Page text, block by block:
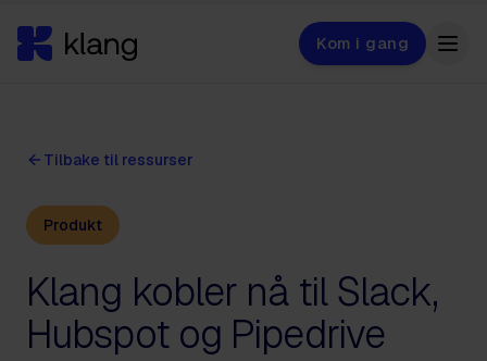
Kom i gang
Tilbake til ressurser
Produkt
Klang kobler nå til Slack,
Hubspot og Pipedrive